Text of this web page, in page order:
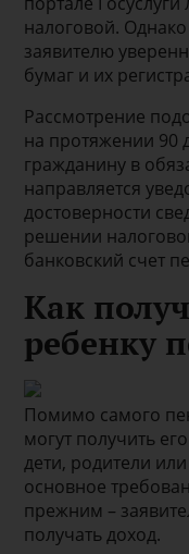
налоговой.
заявителю
бумаг и их
Рассмотрение
на протяжении 90
гражданину в
направляется
достоверности
решении
банковский счет
Как
ребенку
Помимо самого
могут получить
дети, родители
основное
прежним –
получать доход.